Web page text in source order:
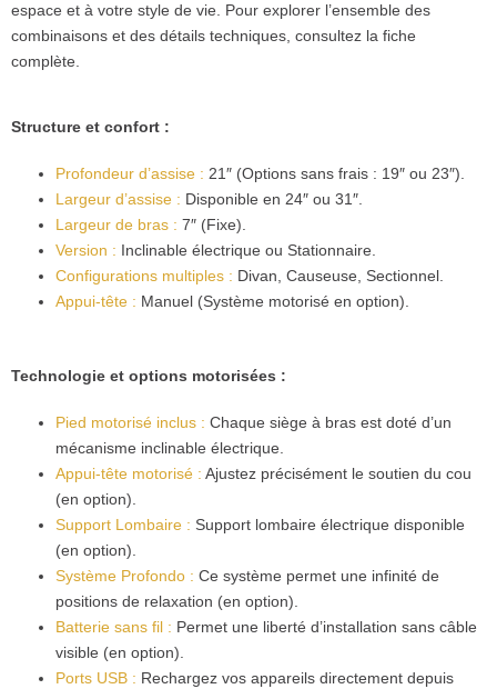
espace et à votre style de vie. Pour explorer l’ensemble des
combinaisons et des détails techniques, consultez la fiche
complète.
Structure et confort :
Profondeur d’assise : 21″ (Options sans frais : 19″ ou 23″).
Largeur d’assise : Disponible en 24″ ou 31″.
Largeur de bras : 7″ (Fixe).
Version : Inclinable électrique ou Stationnaire.
Configurations multiples : Divan, Causeuse, Sectionnel.
Appui-tête : Manuel (Système motorisé en option).
Technologie et options motorisées :
Pied motorisé inclus : Chaque siège à bras est doté d’un
mécanisme inclinable électrique.
Appui-tête motorisé : Ajustez précisément le soutien du cou
(en option).
Support Lombaire : Support lombaire électrique disponible
(en option).
Système Profondo : Ce système permet une infinité de
positions de relaxation (en option).
Batterie sans fil : Permet une liberté d’installation sans câble
visible (en option).
Ports USB : Rechargez vos appareils directement depuis